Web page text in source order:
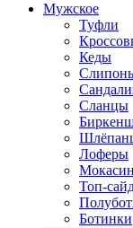
Мужское
Туфли
Кеды
Сланцы
Лоферы
Топ-
Ботинки